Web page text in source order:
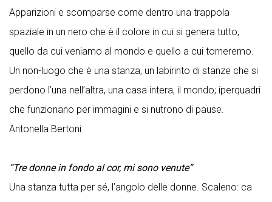
Apparizioni e scomparse come dentro una trappola
spaziale in un nero che è il colore in cui si genera tutto,
quello da cui veniamo al mondo e quello a cui torneremo.
Un non-luogo che è una stanza, un labirinto di stanze che si
perdono l’una nell’altra, una casa intera, il mondo; iperquadri
che funzionano per immagini e si nutrono di pause.
Antonella Bertoni
“Tre donne in fondo al cor, mi sono venute”
Una stanza tutta per sé, l’angolo delle donne. Scaleno: ca